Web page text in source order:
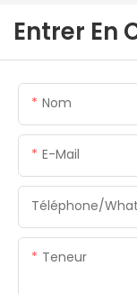
Entrer En
Nom
E-Mail
Téléphone/
Teneur